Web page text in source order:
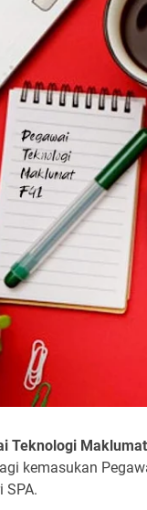
Teknologi
kemasukan
SPA.